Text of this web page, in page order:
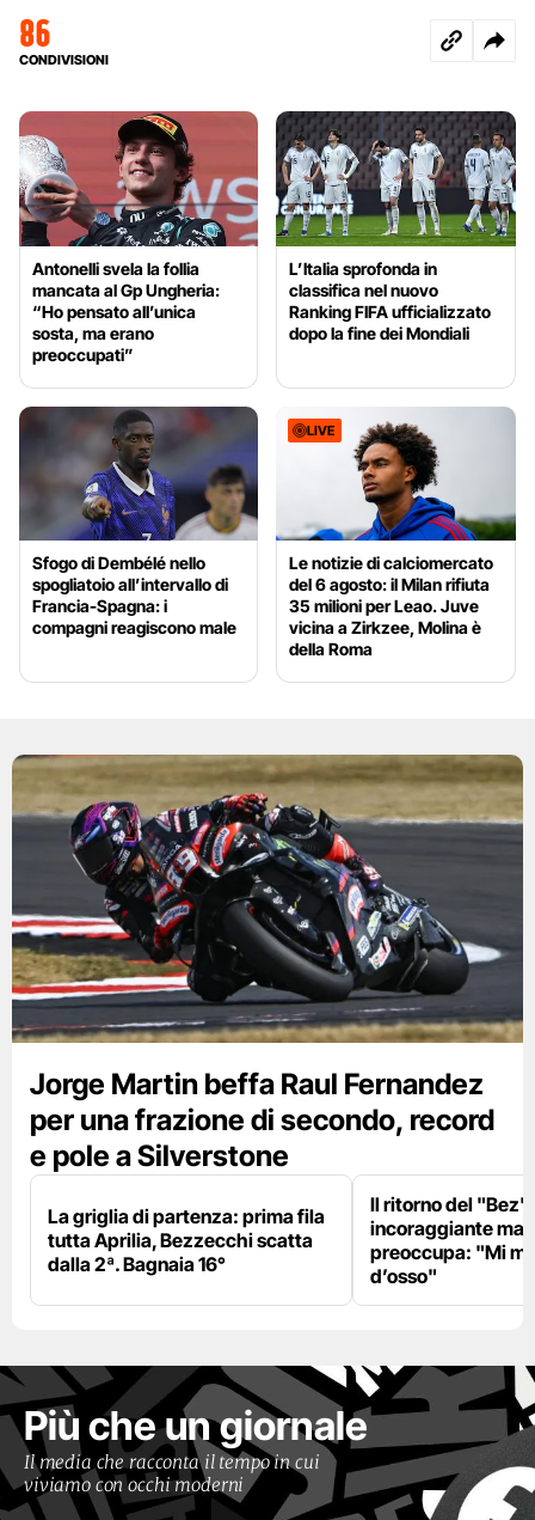
86
CONDIVISIONI
Antonelli svela la follia
mancata al Gp Ungheria:
“Ho pensato all’unica
sosta, ma erano
preoccupati”
L’Italia sprofonda in
classifica nel nuovo
Ranking FIFA ufficializzato
dopo la fine dei Mondiali
Sfogo di Dembélé nello
spogliatoio all’intervallo di
Francia-Spagna: i
compagni reagiscono male
LIVE
Le notizie di calciomercato
del 6 agosto: il Milan rifiuta
35 milioni per Leao. Juve
vicina a Zirkzee, Molina è
della Roma
Jorge Martin beffa Raul Fernandez
per una frazione di secondo, record
e pole a Silverstone
La griglia di partenza: prima fila
tutta Aprilia, Bezzecchi scatta
dalla 2ª. Bagnaia 16°
Il ritorno del "Bez"
incoraggiante ma
preoccupa: "Mi
d’osso"
Più che un giornale
Il media che racconta il tempo in cui
viviamo con occhi moderni